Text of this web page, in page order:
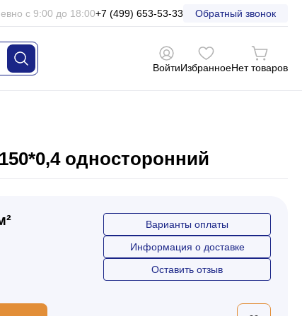
с 9:00 до 18:00+7 (499) 653-53-33 Обратный звонок
ВойтиИзбранноеНет товаров
односторонний
Варианты оплаты
Информация о доставке
Оставить отзыв